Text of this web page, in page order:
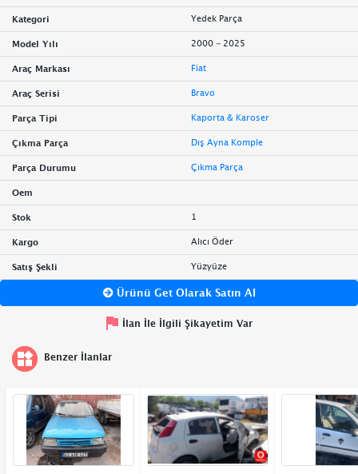
Kategori Yedek Parça
Model Yılı 2000 - 2025
Araç Markası Fiat
Araç Serisi Bravo
Parça Tipi Kaporta & Karoser
Çıkma Parça Dış Ayna Komple
Parça Durumu Çıkma Parça
Oem
Stok 1
Kargo Alıcı Öder
Satış Şekli Yüzyüze
Ürünü Get Olarak Satın Al
İlan İle İlgili Şikayetim Var
Benzer İlanlar